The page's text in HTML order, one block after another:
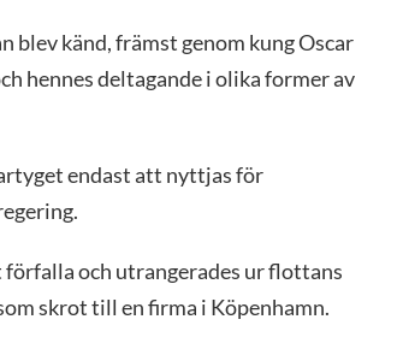
blev känd, främst genom kung Oscar
hennes deltagande i olika former av
endast att nyttjas för
och utrangerades ur flottans
skrot till en firma i Köpenhamn.